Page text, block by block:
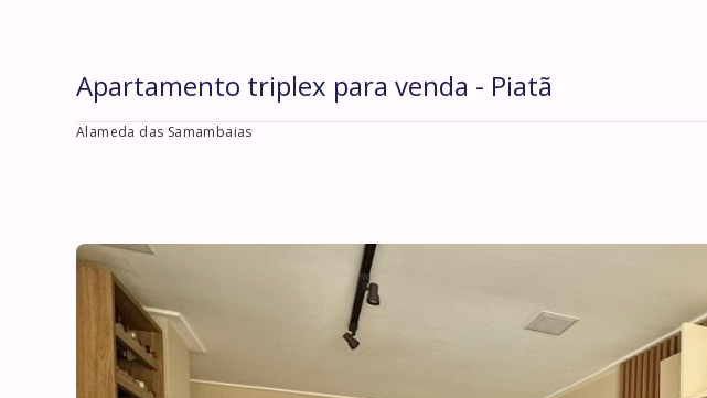
Apartamento triplex para venda - Piatã
Alameda das Samambaias